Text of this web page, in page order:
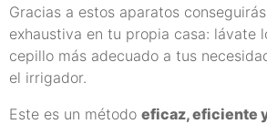
Gracias a estos aparatos
exhaustiva en tu propia casa: lávate
cepillo más adecuado a tus
el irrigador.
Este es un método eficaz, eficiente